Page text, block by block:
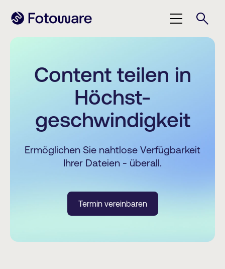
Content teilen in
Höchst-
geschwindigkeit
Ermöglichen Sie nahtlose Verfügbarkeit
Ihrer Dateien - überall.
Termin vereinbaren